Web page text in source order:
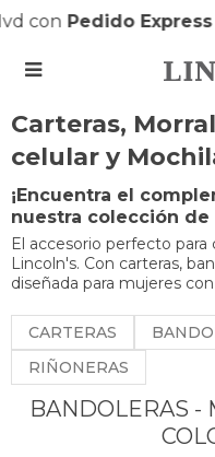
conPedido Express||

Carteras,
celular y
¡Encuentra el
nuestra colección de
El accesorio perfecto
Lincoln's. Con carteras,
diseñada para mujeres
CARTERAS
RIÑONERAS
BANDOLERAS -